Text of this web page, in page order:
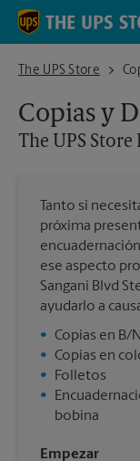
Skip to content
Return to Nav
The UPS Store
The UPS Store
Copias y
The UPS Store
Tanto si
próxima
ese aspecto
Sangani Blvd
ayudarlo a
• Copias en B/N
• Copias en
•
Folletos
•
bobina
Empezar